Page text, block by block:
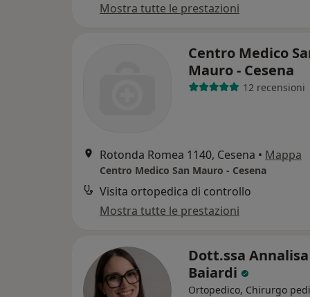
Mostra tutte le prestazioni
Centro Medico
Mauro - Cesena
12 recensioni
Rotonda Romea 1140, Cesena • Mappa
Centro Medico San Mauro - Cesena
Visita ortopedica di controllo
Mostra tutte le prestazioni
Dott.ssa Annalisa
Baiardi
Ortopedico, Chirurgo